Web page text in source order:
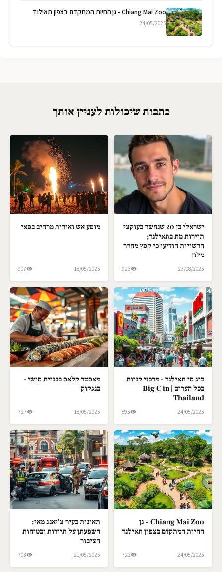
Chiang Mai Zoo - גן החיות המתקדם בצפון תאילנד
24/05/2025
כתבות שיכולות לעניין אותך
ישראלי בן 20 שנחשד בעוקצי
תיירות מת בתאילנד;
הרשויות הודיעו כי קפץ מחדר
מלון
23/08/2025
923
מופע אש ואורות מרהיב בפאי
18/05/2025
907
ביג סי תאילנד - מרכזי קניות
בכל הערים | Big C in
Thailand
24/05/2025
895
מאסטר קלאס בבניית סושי -
בנגקוק
18/05/2025
727
Chiang Mai Zoo - גן
החיות המתקדם בצפון תאילנד
24/05/2025
722
תאונות בעיר צ'יאנג מאי:
השפעתן על תיירות ובטיחות
הציבור
21/05/2025
703